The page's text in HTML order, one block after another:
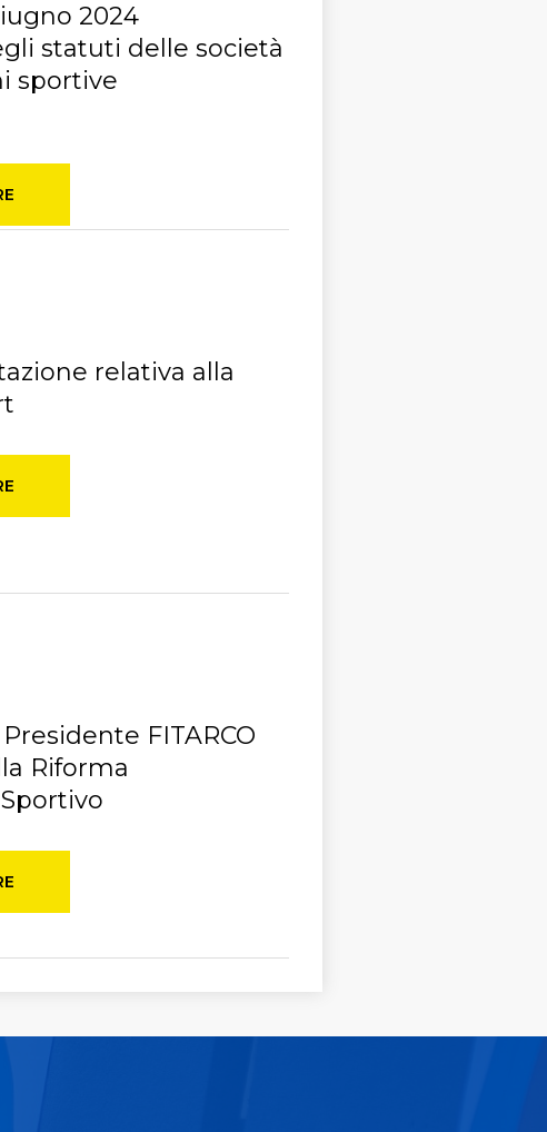
2024
statuti delle società
sportive
relativa alla
FITARCO
Riforma